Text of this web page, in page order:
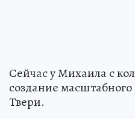
Сейчас у Михаила с
создание
Твери.